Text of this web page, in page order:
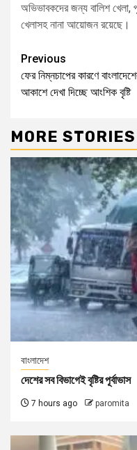
অভিভাবকদের জন্য বালিশ
খেলাসহ নানা আয়োজন রয়েছে।
Previous
ফের নিম্নচাপের কারণে
আকাশে দেখা দিচ্ছে আংশিক বৃষ্টি
MORE STORIES
বাংলাদেশ
দেশের সব বিভাগেই বৃষ্টির পূর্বাভাস
7 hours ago paromita